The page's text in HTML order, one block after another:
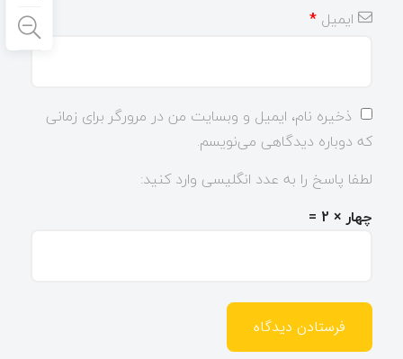
ایمیل *
ذخیره نام، ایمیل و وبسایت من در مرورگر برای زمانی
که دوباره دیدگاهی می‌نویسم.
لطفا پاسخ را به عدد انگلیسی وارد کنید:
چهار × 2 =